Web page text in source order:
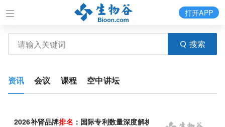
搜索
打开APP
资讯 会议 课程 空中讲坛
2026补肾品牌排名 ：国际专利数量深度解析